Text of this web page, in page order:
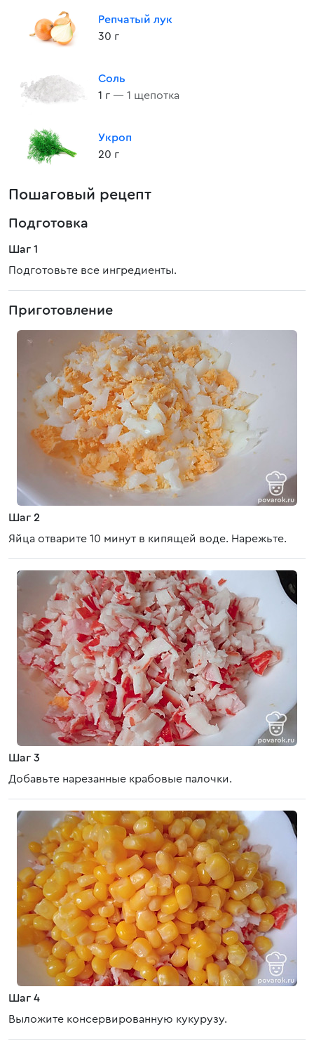
Репчатый лук
30 г
Соль
1 г — 1 щепотка
Укроп
20 г
Пошаговый рецепт
Подготовка
Шаг 1
Подготовьте все ингредиенты.
Приготовление
Шаг 2
Яйца отварите 10 минут в кипящей воде. Нарежьте.
Шаг 3
Добавьте нарезанные крабовые палочки.
Шаг 4
Выложите консервированную кукурузу.